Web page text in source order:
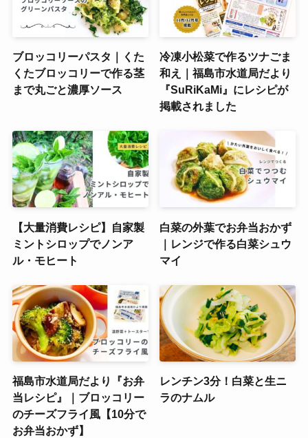
ブロッコリーパスタ｜くた
くたブロッコリーで作る茎
まで丸ごと濃厚ソース
冷凍小松菜で作るツナごま
和え｜福島市水道局だより
『SuRiKaMi』にレシピが
掲載されました
【大量消費レシピ】自家製
ミントシロップでノンア
ル・モヒート
白菜の外葉でお弁当おかず
｜レンジで作る白菜シュウ
マイ
福島市水道局だより『お弁
当レシピ』｜ブロッコリー
のチーズフライ風【10分で
お弁当おかず】
レンチン3分！白菜と生ニ
ラのナムル